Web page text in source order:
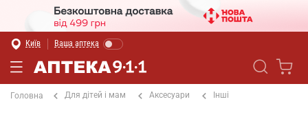
Київ Ваша аптека
Головна Для дітей і мам Аксесуари Інші